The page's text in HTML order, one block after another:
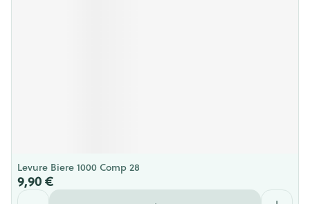
Levure Biere 1000 Comp 28
9,90 €
Quantité